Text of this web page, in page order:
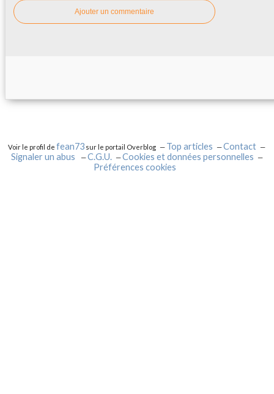
Ajouter un commentaire
Voir le profil defean73 sur le portail Overblog Top articles
Contact
Signaler un abus
C.G.U.
Cookies et données personnelles
Préférences cookies